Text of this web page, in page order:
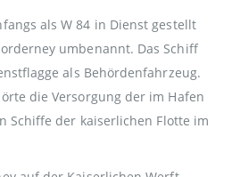
als W 84 in Dienst gestellt
umbenannt. Das Schiff
als Behördenfahrzeug.
die Versorgung der im Hafen
Schiffe der kaiserlichen Flotte im